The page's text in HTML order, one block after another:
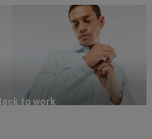
to work